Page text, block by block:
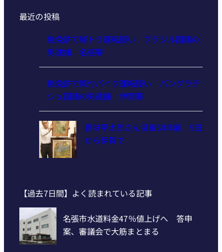
最近の投稿
無免許で軽トラ運転疑い ブラジル国籍の
男逮捕 名張署
無免許で原付バイク運転疑い バングラデ
シュ国籍の男逮捕 伊賀署
豊味平太郎さん没後50年展 9日
から伊賀で
【過去7日間】よく読まれている記事